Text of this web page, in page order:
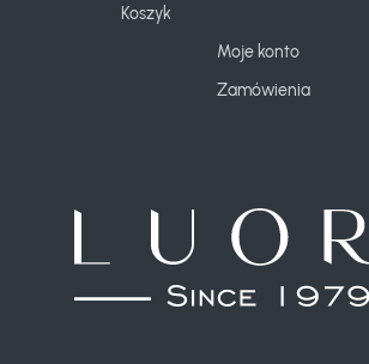
Koszyk
Moje konto
Zamówienia